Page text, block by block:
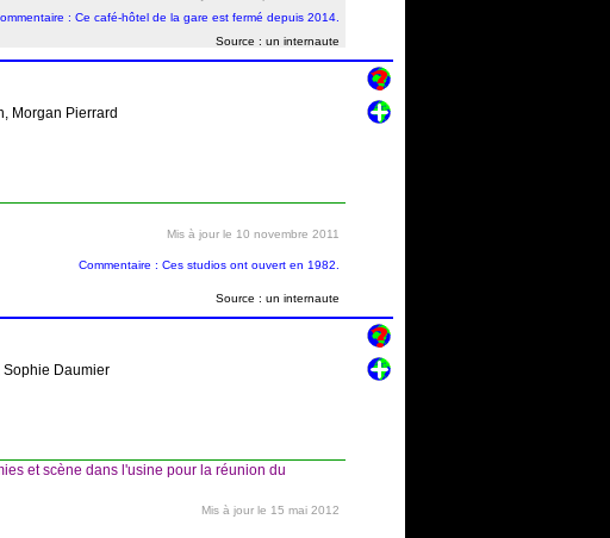
: Ce café-hôtel de la gare est fermé depuis 2014.
Source : un internaute
Morgan Pierrard
Mis à jour le 10 novembre 2011
Commentaire : Ces studios ont ouvert en 1982.
Source : un internaute
Sophie Daumier
et scène dans l'usine pour la réunion du
Mis à jour le 15 mai 2012